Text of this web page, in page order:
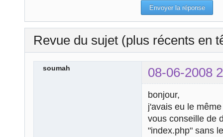
Revue du sujet (plus récents en
soumah 08-06-2008
bonjour,
j'avais eu le
vous conseille de
"index.php" sans